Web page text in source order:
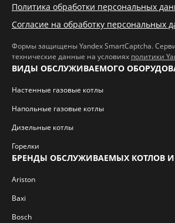
Политика обработки персональных
Согласие на обработку персональных
Формы защищены Yandex SmartCaptcha.
технические данные на условиях политики
ВИДЫ ОБСЛУЖИВАЕМОГО
Настенные газовые котлы
Напольные газовые котлы
Дизельные котлы
Горелки
БРЕНДЫ ОБСЛУЖИВАЕМЫХ КОТЛОВ И
Ariston
Baxi
Bosch